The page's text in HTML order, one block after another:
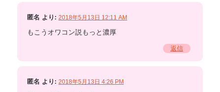
匿名 より: 2018年5月13日 12:11 AM
もこうオワコン説もっと濃厚
返信
匿名 より: 2018年5月13日 4:26 PM